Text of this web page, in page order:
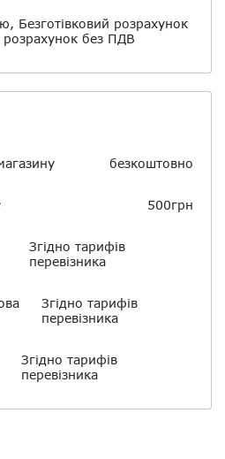
Безготівковий розрахунок
розрахунок без ПДВ
безкоштовно
500грн
Згідно тарифів
перевізника
Згідно тарифів
перевізника
Згідно тарифів
перевізника